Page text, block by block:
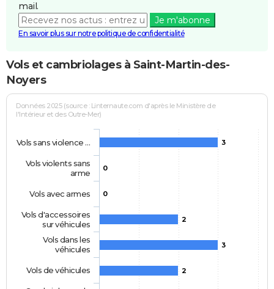
mail.
Je m'abonne
En savoir plus sur notre politique de confidentialité
Vols et cambriolages à Saint-Martin-des-
Noyers
Données 2025 (source : Linternaute.com d'après le Ministère de
l'Intérieur et des Outre-Mer)
3
0
0
2
3
2
Vols sans violence …
Vols violents sans
arme
Vols avec armes
Vols d'accessoires
sur véhicules
Vols dans les
véhicules
Vols de véhicules